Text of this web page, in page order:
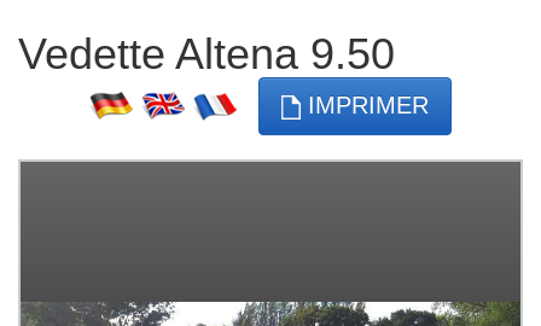
Vedette Altena 9.50
IMPRIMER